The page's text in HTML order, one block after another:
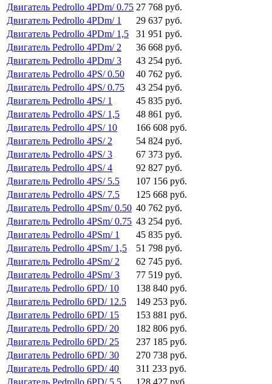
Двигатель Pedrollo 4PDm/ 0.75 27 768 руб.
Двигатель Pedrollo 4PDm/ 1
29 637 руб.
Двигатель Pedrollo 4PDm/ 1,5
31 951 руб.
Двигатель Pedrollo 4PDm/ 2
36 668 руб.
Двигатель Pedrollo 4PDm/ 3
43 254 руб.
Двигатель Pedrollo 4PS/ 0.50
40 762 руб.
Двигатель Pedrollo 4PS/ 0.75
43 254 руб.
Двигатель Pedrollo 4PS/ 1
45 835 руб.
Двигатель Pedrollo 4PS/ 1,5
48 861 руб.
Двигатель Pedrollo 4PS/ 10
166 608 руб.
Двигатель Pedrollo 4PS/ 2
54 824 руб.
Двигатель Pedrollo 4PS/ 3
67 373 руб.
Двигатель Pedrollo 4PS/ 4
92 827 руб.
Двигатель Pedrollo 4PS/ 5.5
107 156 руб.
Двигатель Pedrollo 4PS/ 7.5
125 668 руб.
Двигатель Pedrollo 4PSm/ 0.50 40 762 руб.
Двигатель Pedrollo 4PSm/ 0.75 43 254 руб.
Двигатель Pedrollo 4PSm/ 1
45 835 руб.
Двигатель Pedrollo 4PSm/ 1,5
51 798 руб.
Двигатель Pedrollo 4PSm/ 2
62 745 руб.
Двигатель Pedrollo 4PSm/ 3
77 519 руб.
Двигатель Pedrollo 6PD/ 10
138 840 руб.
Двигатель Pedrollo 6PD/ 12.5
149 253 руб.
Двигатель Pedrollo 6PD/ 15
153 881 руб.
Двигатель Pedrollo 6PD/ 20
182 806 руб.
Двигатель Pedrollo 6PD/ 25
237 185 руб.
Двигатель Pedrollo 6PD/ 30
270 738 руб.
Двигатель Pedrollo 6PD/ 40
311 233 руб.